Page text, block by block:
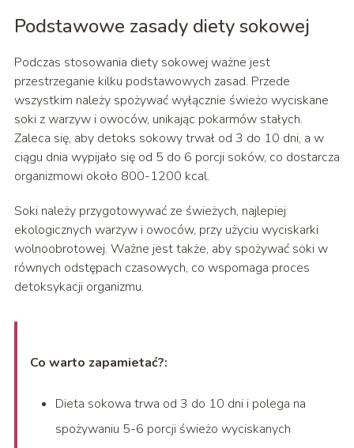
Podstawowe zasady diety sokowej
Podczas stosowania diety sokowej ważne jest
przestrzeganie kilku podstawowych zasad. Przede
wszystkim należy spożywać wyłącznie świeżo wyciskane
soki z warzyw i owoców, unikając pokarmów stałych.
Zaleca się, aby detoks sokowy trwał od 3 do 10 dni, a w
ciągu dnia wypijało się od 5 do 6 porcji soków, co dostarcza
organizmowi około 800-1200 kcal.
Soki należy przygotowywać ze świeżych, najlepiej
ekologicznych warzyw i owoców, przy użyciu wyciskarki
wolnoobrotowej. Ważne jest także, aby spożywać soki w
równych odstępach czasowych, co wspomaga proces
detoksykacji organizmu.
Co warto zapamietać?:
Dieta sokowa trwa od 3 do 10 dni i polega na
spożywaniu 5-6 porcji świeżo wyciskanych